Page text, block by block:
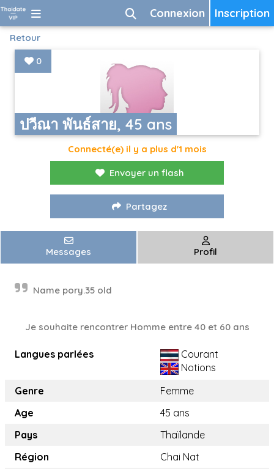
Inscription
Connexion
Retour
ปวีณา พันธ์สาย, 45 ans
0
Connecté(e) il y a plus d'1 mois
Envoyer un flash
Partagez
Messages Profil
Name pory.35 old
Je souhaite rencontrer Homme entre 40 et 60 ans
Langues parlées
Courant
Notions
Genre
Femme
Age
45 ans
Pays
Thaïlande
Région
Chai Nat